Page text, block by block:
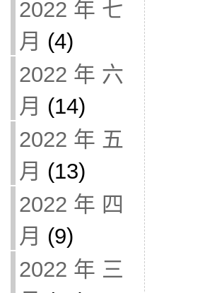
2022 年 七
月 (4)
2022 年 六
月 (14)
2022 年 五
月 (13)
2022 年 四
月 (9)
2022 年 三